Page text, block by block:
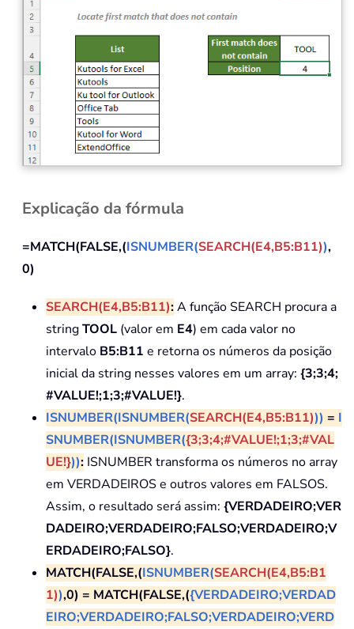
Explicação da fórmula
=MATCH(FALSE,(ISNUMBER(SEARCH(E4,B5:B11)),
0)
SEARCH(E4,B5:B11):A função SEARCH procura a
stringTOOL (valor em E4) em cada valor no
intervalo B5:B11 e retorna os números da posição
inicial da string nesses valores em um array: {3;3;4;
#VALUE!;1;3;#VALUE!}.
ISNUMBER(ISNUMBER(SEARCH(E4,B5:B11))) = I
SNUMBER(ISNUMBER({3;3;4;#VALUE!;1;3;#VAL
UE!})): ISNUMBER transforma os números no array
em VERDADEIROS e outros valores em FALSOS.
Assim, o resultado será assim: {VERDADEIRO;VER
DADEIRO;VERDADEIRO;FALSO;VERDADEIRO;V
ERDADEIRO;FALSO}.
MATCH(FALSE,(ISNUMBER(SEARCH(E4,B5:B1
1)),0) = MATCH(FALSE,({VERDADEIRO;VERDAD
EIRO;VERDADEIRO;FALSO;VERDADEIRO;VERD